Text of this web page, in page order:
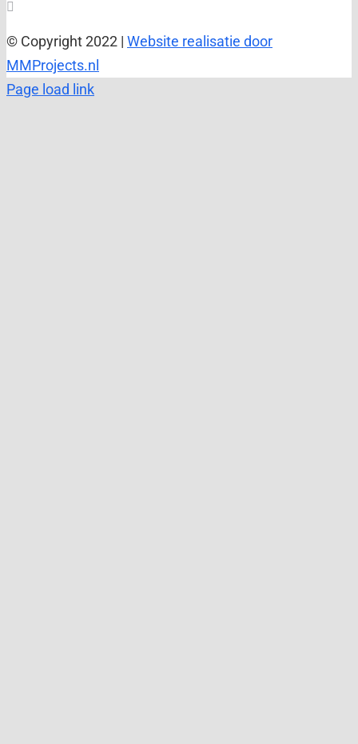
© Copyright 2022 | Website realisatie door
MMProjects.nl
Page load link